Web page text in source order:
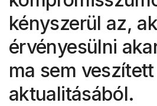
kényszerül az,
érvényesülni
ma sem veszített
aktualitásából.